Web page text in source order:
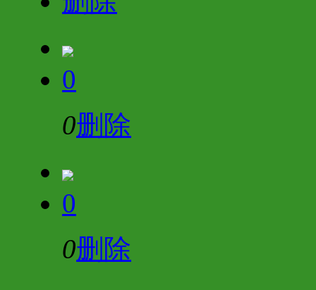
0
0删除
0
0删除